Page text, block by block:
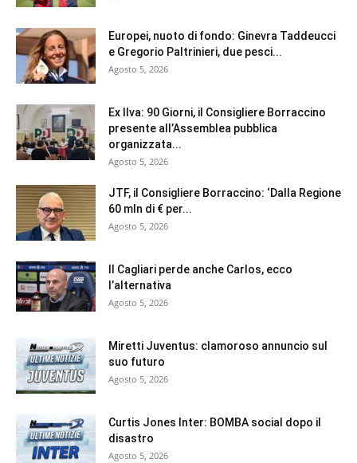
Europei, nuoto di fondo: Ginevra Taddeucci
e Gregorio Paltrinieri, due pesci...
Agosto 5, 2026
Ex Ilva: 90 Giorni, il Consigliere Borraccino
presente all’Assemblea pubblica
organizzata...
Agosto 5, 2026
JTF, il Consigliere Borraccino: ‘Dalla Regione
60 mln di € per...
Agosto 5, 2026
Il Cagliari perde anche Carlos, ecco
l’alternativa
Agosto 5, 2026
Miretti Juventus: clamoroso annuncio sul
suo futuro
Agosto 5, 2026
Curtis Jones Inter: BOMBA social dopo il
disastro
Agosto 5, 2026